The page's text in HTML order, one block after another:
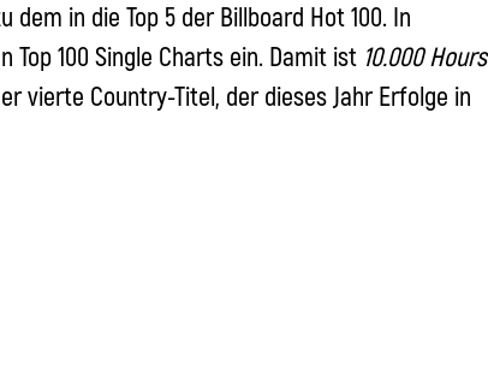
in die Top 5 der Billboard Hot 100. In
100 Single Charts ein. Damit ist 10.000 Hours
vierte Country-Titel, der dieses Jahr Erfolge in